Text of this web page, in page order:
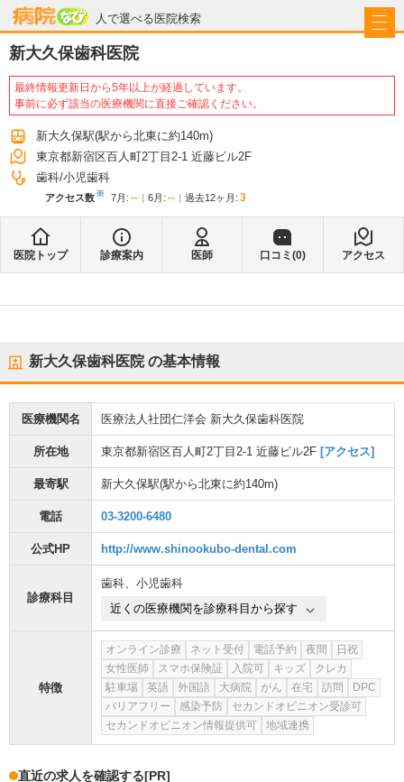
人で選べる医院検索
病院なび
新大久保歯科医院
最終情報更新日から5年以上が経過しています。
事前に必ず該当の医療機関に直接ご確認ください。
新大久保駅(駅から北東に約140m)
東京都新宿区百人町2丁目2-1 近藤ビル2F
歯科 小児歯科
アクセス数※ 7月 : -- 6月 : -- 過去12ヶ月: 3
医院トップ 診療案内 医師 口コミ(0) アクセス
新大久保歯科医院の基本情報
医療機関名 医療法人社団仁洋会 新大久保歯科医院
所在地 東京都新宿区百人町2丁目2-1 近藤ビル2F [アクセス]
最寄駅 新大久保駅(駅から北東に約140m)
電話 03-3200-6480
公式HP http://www.shinookubo-dental.com
診療科目
歯科、 小児歯科
近くの医療機関を診療科目から探す
特徴
オンライン診療 ネット受付 電話予約 夜間
日祝
女性医師
スマホ保険証 入院可 キッズ
クレカ
駐車場
英語 外国語 大病院 がん 在宅 訪問
DPC
バリアフリー
感染予防
セカンドオピニオン受診可
セカンドオピニオン情報提供可
地域連携
直近の求人を確認する[PR]